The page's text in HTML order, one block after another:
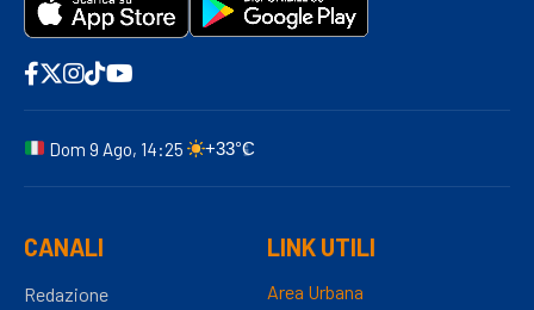
Dom 9 Ago, 14:25 +33°C
CANALI
Redazione
LINK UTILI
Area Urbana